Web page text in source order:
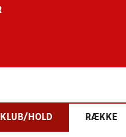
KLUB/HOLD RÆKKE